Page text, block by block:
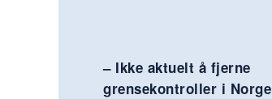
– Ikke aktuelt å fjerne
grensekontroller i Norge